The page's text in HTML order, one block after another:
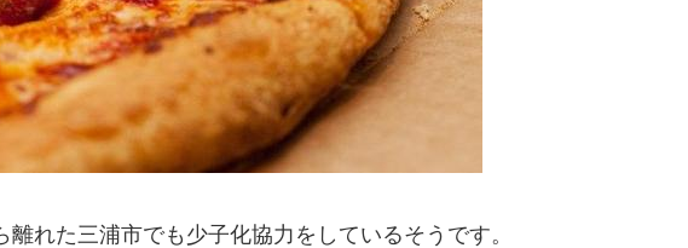
れた三浦市でも少子化協力をしているそうです。